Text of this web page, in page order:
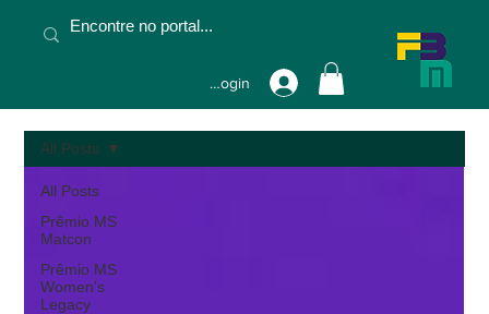
Fazer Login
All Posts
Prêmio MS
Matcon
Prêmio MS
Women's
Legacy
All Posts